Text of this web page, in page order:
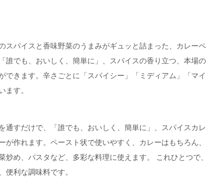
スパイスと香味野菜のうまみがギュッと詰まった、カレーペ
誰でも、おいしく、簡単に」、スパイスの香り立つ、本場の
できます。辛さごとに「スパイシー」「ミディアム」「マイ
ます。
通すだけで、「誰でも、おいしく、簡単に」、スパイスカレ
が作れます。ペースト状で使いやすく、カレーはもちろん、
炒め、パスタなど、多彩な料理に使えます。 これひとつで、
便利な調味料です。